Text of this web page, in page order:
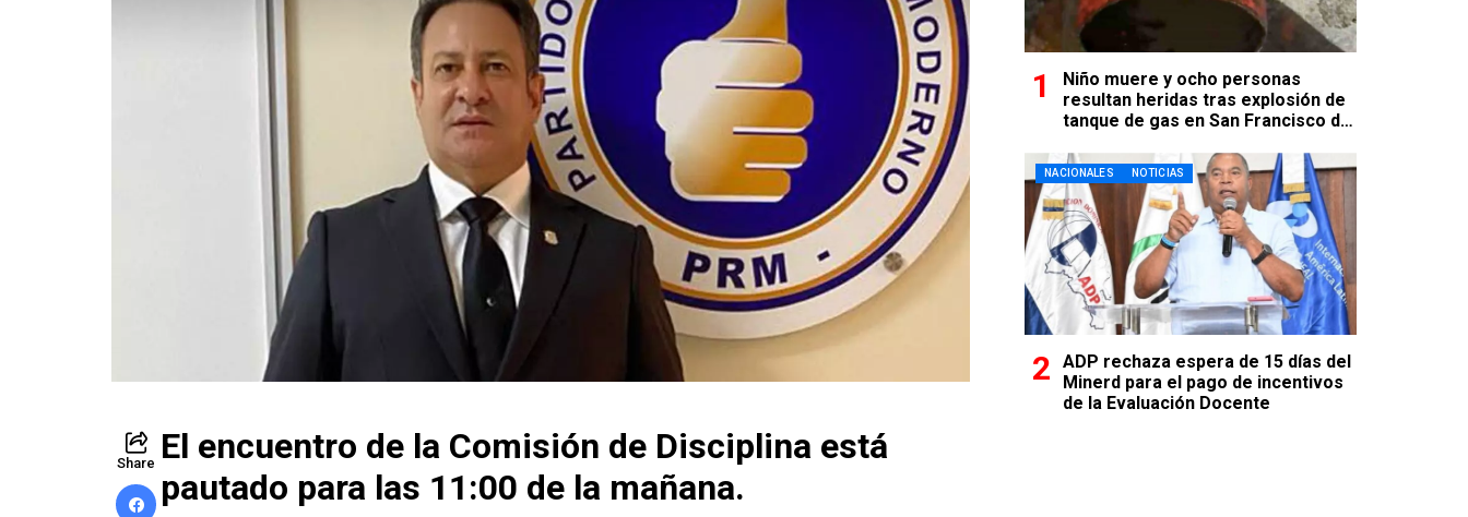
Share El encuentro de la Comisión de Disciplina está
pautado para las 11:00 de la mañana.
Niño muere y ocho personas
resultan heridas tras explosión de
tanque de gas en San Francisco de
NACIONALES NOTICIAS
ADP rechaza espera de 15 días del
Minerd para el pago de incentivos
de la Evaluación Docente